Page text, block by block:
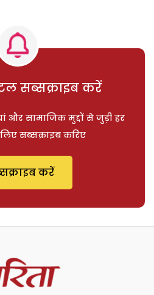
सब्सक्राइब करें
और सामाजिक मुद्दों से जुड़ी हर
सब्सक्राइब करिए
करें